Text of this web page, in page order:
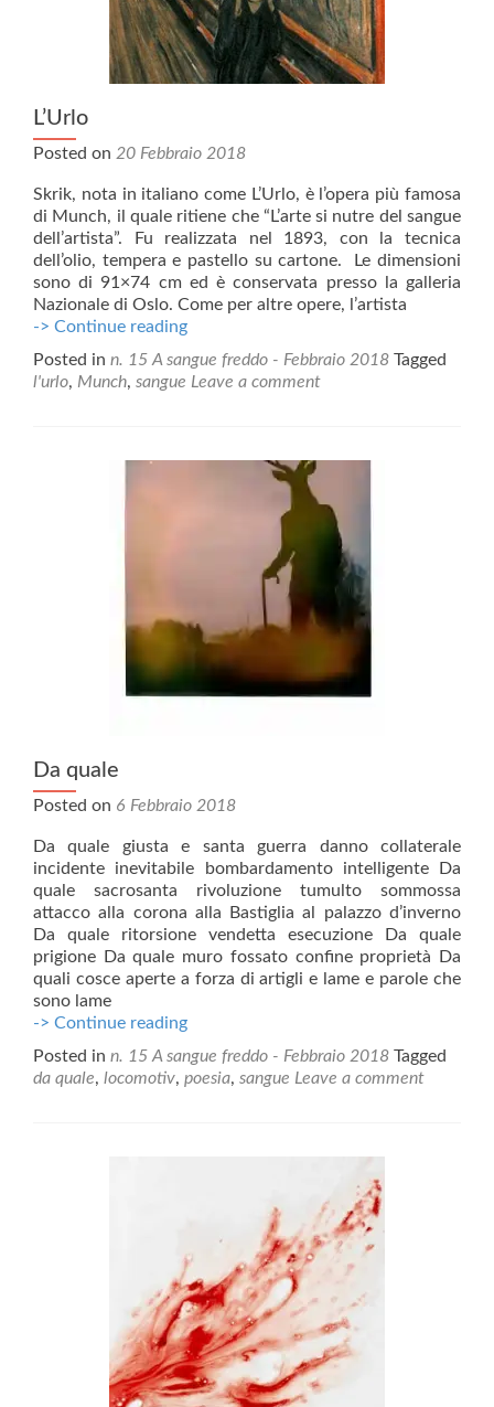
L’Urlo
Posted on 20 Febbraio 2018
Skrik, nota in italiano come L’Urlo, è l’opera più famosa
di Munch, il quale ritiene che “L’arte si nutre del sangue
dell’artista”. Fu realizzata nel 1893, con la tecnica
dell’olio, tempera e pastello su cartone. Le dimensioni
sono di 91×74 cm ed è conservata presso la galleria
Nazionale di Oslo. Come per altre opere, l’artista
-> Continue readingL’Urlo
Posted in n. 15 A sangue freddo - Febbraio 2018 Tagged
l'urlo, Munch, sangue Leave a comment
Da quale
Posted on 6 Febbraio 2018
Da quale giusta e santa guerra danno collaterale
incidente inevitabile bombardamento intelligente Da
quale sacrosanta rivoluzione tumulto sommossa
attacco alla corona alla Bastiglia al palazzo d’inverno
Da quale ritorsione vendetta esecuzione Da quale
prigione Da quale muro fossato confine proprietà Da
quali cosce aperte a forza di artigli e lame e parole che
sono lame
-> Continue readingDa
Posted in n. 15 A sangue freddo - Febbraio 2018 Tagged
da quale, locomotiv, poesia, sangue Leave a comment